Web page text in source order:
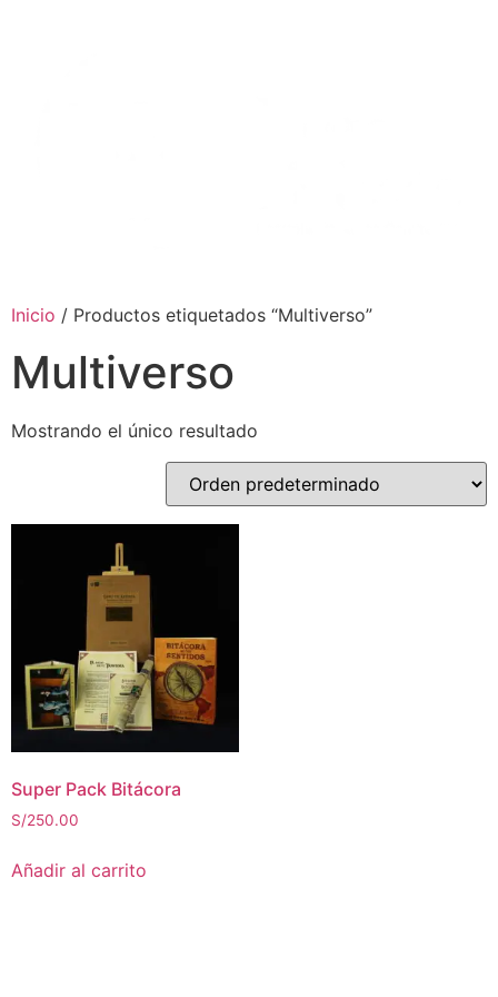
Inicio / Productos etiquetados “Multiverso”
Multiverso
Mostrando el único resultado
Super Pack Bitácora
S/250.00
Añadir al carrito